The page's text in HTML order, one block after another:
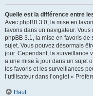
Quelle est la différence entre
Avec phpBB 3.0, la mise en
favoris dans un navigateur.
phpBB 3.1, la mise en favoris de
sujet. Vous pouvez désormais
jour. Cependant, la surveillance
a une mise à jour dans un sujet
les favoris et les surveillances
l’utilisateur dans l’onglet «
Haut